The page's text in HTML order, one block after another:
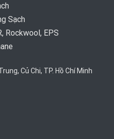
Sạch
Rockwool, EPS
Củ Chi, TP. Hồ Chí Minh